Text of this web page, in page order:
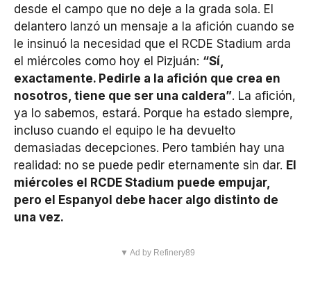
desde el campo que no deje a la grada sola. El
delantero lanzó un mensaje a la afición cuando se
le insinuó la necesidad que el RCDE Stadium arda
el miércoles como hoy el Pizjuán: “Sí,
exactamente. Pedirle a la afición que crea en
nosotros, tiene que ser una caldera”. La afición,
ya lo sabemos, estará. Porque ha estado siempre,
incluso cuando el equipo le ha devuelto
demasiadas decepciones. Pero también hay una
realidad: no se puede pedir eternamente sin dar. El
miércoles el RCDE Stadium puede empujar,
pero el Espanyol debe hacer algo distinto de
una vez.
▼ Ad by Refinery89